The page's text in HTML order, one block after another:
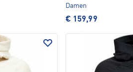
Damen
€ 159,99